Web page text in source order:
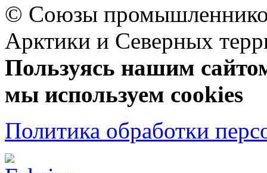
© Союзы
Арктики и Северных
Пользуясь нашим
мы используем cookies
Политика обработки